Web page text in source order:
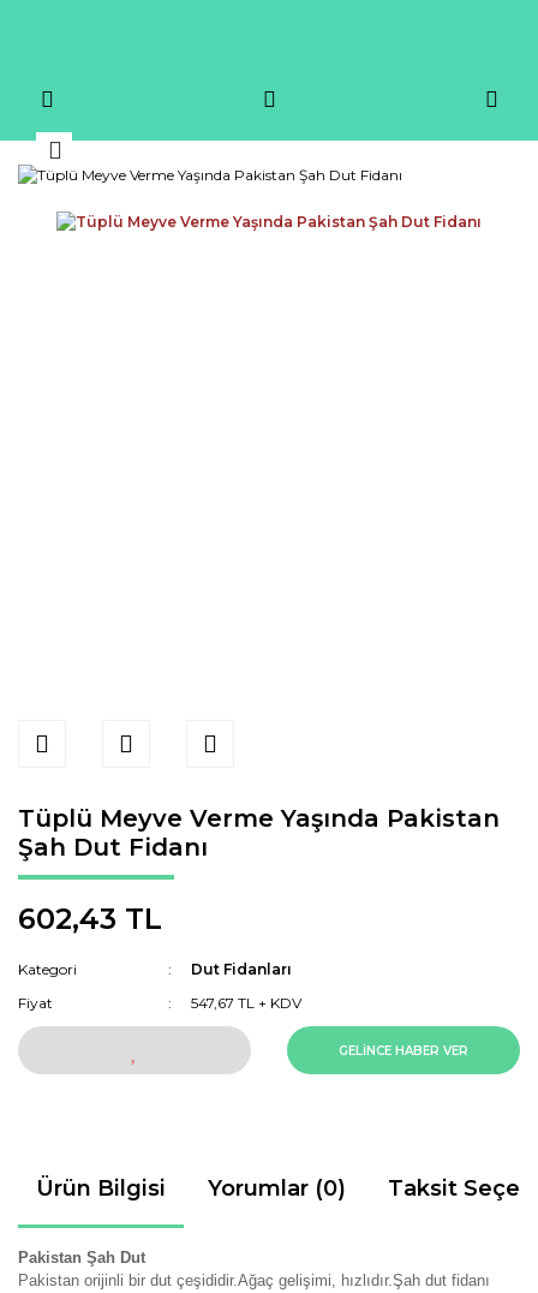
Tüplü Meyve Verme Yaşında Pakistan
Şah Dut Fidanı
602,43 TL
Kategori
Dut Fidanları
Fiyat
547,67 TL + KDV
GELİNCE HABER VER
Ürün Bilgisi Yorumlar (0) Taksit
Pakistan Şah Dut
Pakistan orijinli bir dut çeşididir.Ağaç gelişimi, hızlıdır.Şah dut fidanı